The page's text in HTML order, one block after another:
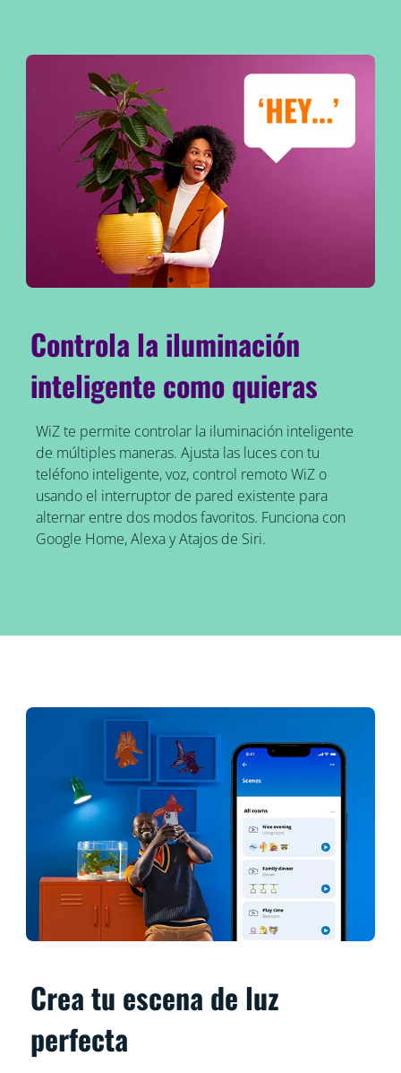
Controla la iluminación
inteligente como quieras
WiZ te permite controlar la iluminación inteligente
de múltiples maneras. Ajusta las luces con tu
teléfono inteligente, voz, control remoto WiZ o
usando el interruptor de pared existente para
alternar entre dos modos favoritos. Funciona con
Google Home, Alexa y Atajos de Siri.
Crea tu escena de luz
perfecta